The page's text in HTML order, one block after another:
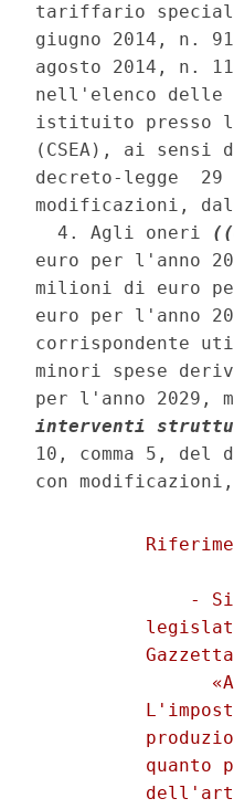
tariffario
giugno 2014, n.
agosto 2014, n.
nell'elenco delle
istituito presso
(CSEA), ai
decreto-legge
modificazioni,
  4. Agli oneri
euro per l'anno
milioni di euro
euro per l'anno
corrispondente
minori spese
per l'anno 2029,
interventi
10, comma 5, del
-
quanto